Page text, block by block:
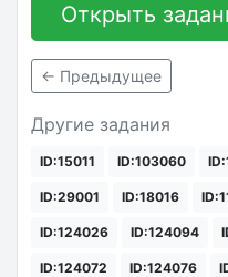
Открыть
← Предыдущее
Другие задания
ID:15011 ID:103060
ID:29001 ID:18016
ID:124026 ID:124094
ID:124072 ID:124076